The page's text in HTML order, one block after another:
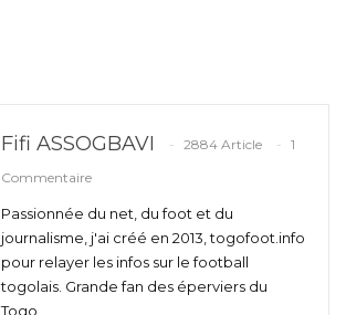
Fifi ASSOGBAVI 2884 Article
1
Commentaire
Passionnée du net, du foot et du
journalisme, j'ai créé en 2013, togofoot.info
pour relayer les infos sur le football
togolais. Grande fan des éperviers du
Togo